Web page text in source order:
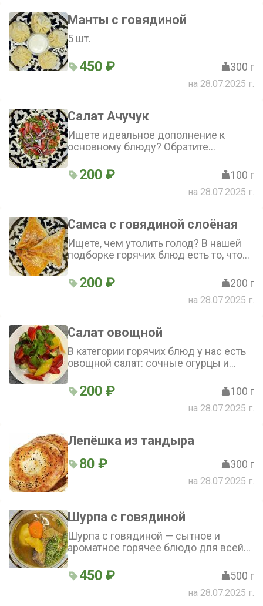
Манты с говядиной
5 шт.
450 ₽ 300 г
на 28.07.2025 г.
Салат Ачучук
Ищете идеальное дополнение к
основному блюду? Обратите
помидоры, ароматный лук и пряная
кинза, умело сдобренные солью,
создают яркий и насыщенный вкус.
200 ₽ 100 г
на 28.07.2025 г.
Самса с говядиной слоёная
Ищете, чем утолить голод? В нашей
подборке горячих блюд есть то, что
Сочная начинка из говядины и лука
со специями завернута в хрустящее
слоёное тесто. Порадуйте себя
200 ₽ 200 г
на 28.07.2025 г.
Салат овощной
В категории горячих блюд у нас есть
овощной салат: сочные огурцы и
зелень и немного соли – простое
сочетание, создающее гармонию
200 ₽ 100 г
на 28.07.2025 г.
Лепёшка из тандыра
80 ₽ 300 г
на 28.07.2025 г.
Шурпа с говядиной
Шурпа с говядиной — сытное и
ароматное горячее блюдо для всей
ингредиенты. Порадуйте себя и
своих близких восхитительным
450 ₽ 500 г
на 28.07.2025 г.